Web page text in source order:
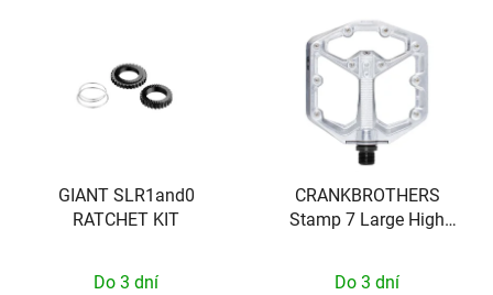
GIANT SLR1and0
RATCHET KIT
Do 3 dní
CRANKBROTHERS
Stamp 7 Large High
Do 3 dní